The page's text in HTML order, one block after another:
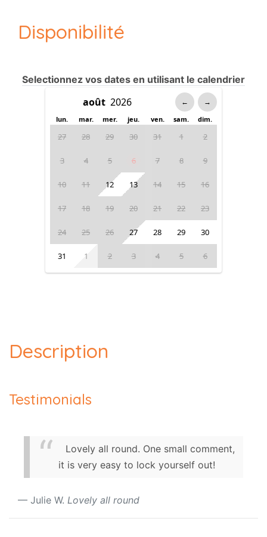
Disponibilité
Selectionnez vos dates en utilisant le calendrier
← →
lun. mar. mer. jeu. ven. sam. dim.
27 28 29 30 31 1 2
3 4 5 6 7 8 9
10 11 12 13 14 15 16
17 18 19 20 21 22 23
24 25 26 27 28 29 30
31 1 2 3 4 5 6
Description
Testimonials
Lovely all round. One small comment,
it is very easy to lock yourself out!
Julie W. Lovely all round